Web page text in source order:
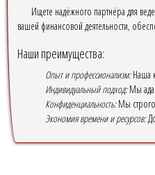
Ищете надёжного партнёра для
вашей финансовой деятельности,
Наши преимущества:
Опыт и профессионализм:Наша
Индивидуальный подход:Мы
Конфиденциальность:Мы строго
Экономия времени и ресурсов: